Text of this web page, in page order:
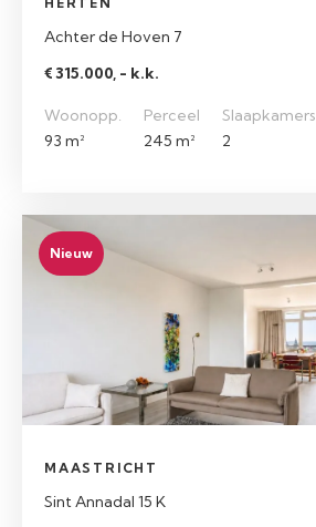
Achter de Hoven 7
€ 315.000, - k.k.
Woonopp.
93 m²
Perceel
245 m²
Slaapkamers
2
Nieuw
MAASTRICHT
Sint Annadal 15 K